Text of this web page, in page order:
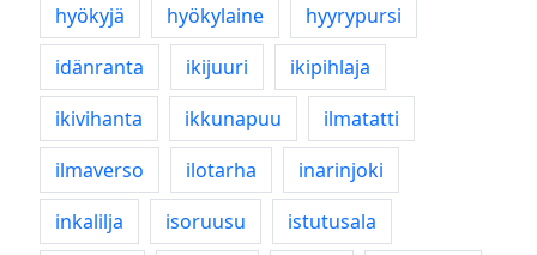
hyökyjä
hyökylaine
hyyrypursi
idänranta
ikijuuri
ikipihlaja
ikivihanta
ikkunapuu
ilmatatti
ilmaverso
ilotarha
inarinjoki
inkalilja
isoruusu
istutusala